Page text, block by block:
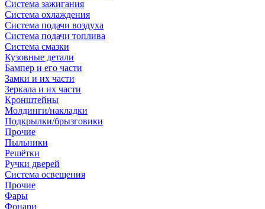
Система зажигания
Система охлаждения
Система подачи воздуха
Система подачи топлива
Система смазки
Кузовные детали
Бампер и его части
Замки и их части
Зеркала и их части
Кронштейны
Молдинги/накладки
Подкрылки/брызговики
Прочие
Пыльники
Решётки
Ручки дверей
Система освещения
Прочие
Фары
Фонари